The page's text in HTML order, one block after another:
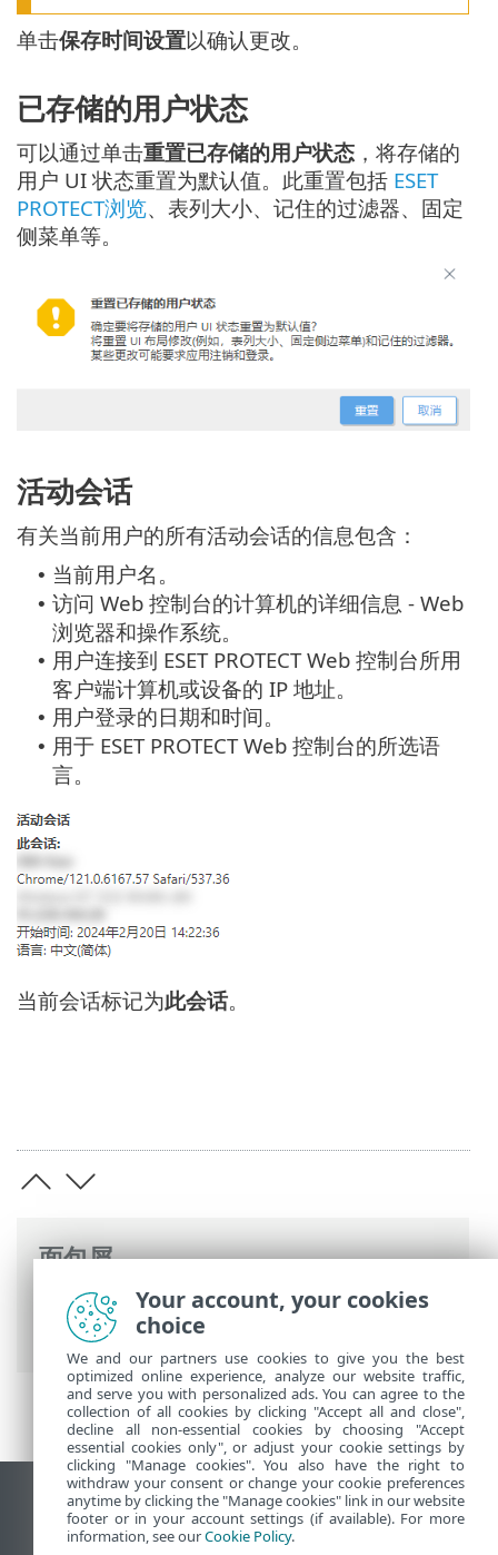
面包屑
ESET 联机帮助>ESET PROTECT>开始使用
ESET PROTECT Web 控制台
单击保存时间设置以确认更改。
已存储的用户状态
可以通过单击重置已存储的用户状态 ，将存储的
用户 UI 状态重置为默认值。此重置包括 ESET
PROTECT浏览、表列大小、记住的过滤器、固定
侧菜单等。
活动会话
有关当前用户的所有活动会话的信息包含：
• 当前用户名。
• 访问 Web 控制台的计算机的详细信息 - Web
浏览器和操作系统。
• 用户连接到 ESET PROTECT Web 控制台所用
客户端计算机或设备的 IP 地址。
• 用户登录的日期和时间。
• 用于 ESET PROTECT Web 控制台的所选语
言。
当前会话标记为此会话。
查看桌面站点
End of Life
Your account, your cookies
choice
We and our partners use cookies to give you the best
optimized online experience, analyze our website traffic,
and serve you with personalized ads. You can agree to the
collection of all cookies by clicking "Accept all and close",
decline all non-essential cookies by choosing "Accept
essential cookies only", or adjust your cookie settings by
clicking "Manage cookies". You also have the right to
withdraw your consent or change your cookie preferences
anytime by clicking the "Manage cookies" link in our website
footer or in your account settings (if available). For more
information, see ourCookie Policy.